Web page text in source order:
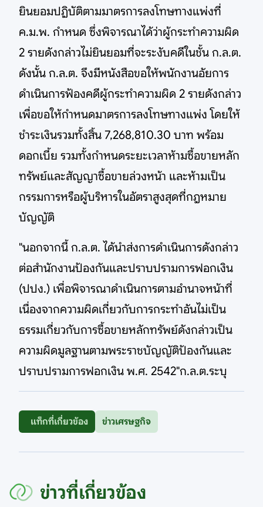
ยินยอมปฏิบัติตามมาตรการลงโทษทางแพ่งที่
ค.ม.พ. กำหนด ซึ่งพิจารณาได้ว่าผู้กระทำความผิด
2 รายดังกล่าวไม่ยินยอมที่จะระงับคดีในชั้น ก.ล.ต.
ดังนั้น ก.ล.ต. จึงมีหนังสือขอให้พนักงานอัยการ
ดำเนินการฟ้องคดีผู้กระทำความผิด 2 รายดังกล่าว
เพื่อขอให้กำหนดมาตรการลงโทษทางแพ่ง โดยให้
ชำระเงินรวมทั้งสิ้น 7,268,810.30 บาท พร้อม
ดอกเบี้ย รวมทั้งกำหนดระยะเวลาห้ามซื้อขายหลัก
ทรัพย์และสัญญาซื้อขายล่วงหน้า และห้ามเป็น
กรรมการหรือผู้บริหารในอัตราสูงสุดที่กฎหมาย
บัญญัติ
"นอกจากนี้ ก.ล.ต. ได้นำส่งการดำเนินการดังกล่าว
ต่อสำนักงานป้องกันและปราบปรามการฟอกเงิน
(ปปง.) เพื่อพิจารณาดำเนินการตามอำนาจหน้าที่
เนื่องจากความผิดเกี่ยวกับการกระทำอันไม่เป็น
ธรรมเกี่ยวกับการซื้อขายหลักทรัพย์ดังกล่าวเป็น
ความผิดมูลฐานตามพระราชบัญญัติป้องกันและ
ปราบปรามการฟอกเงิน พ.ศ. 2542"ก.ล.ต.ระบุ
แท็กที่เกี่ยวข้อง ข่าวเศรษฐกิจ
ข่าวที่เกี่ยวข้อง